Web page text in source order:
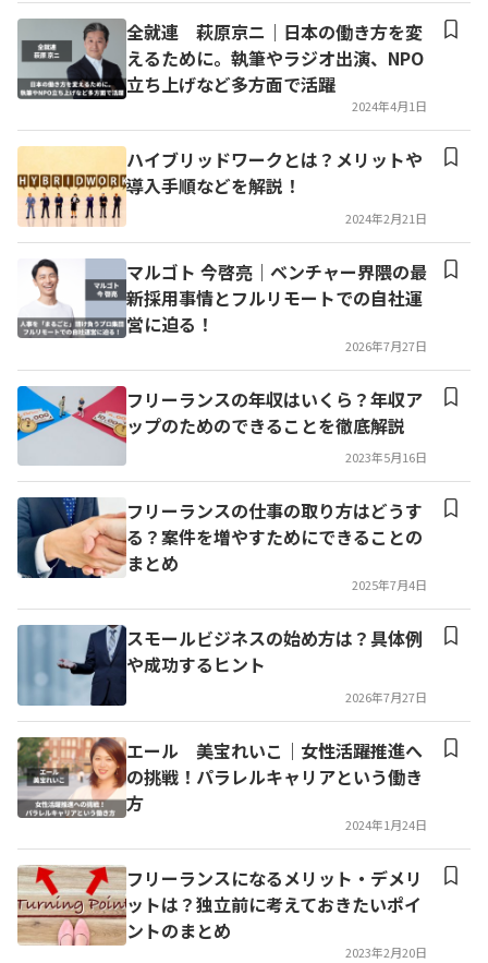
全就連 萩原京ニ｜日本の働き方を変
えるために。執筆やラジオ出演、NPO
立ち上げなど多方面で活躍
2024年4月1日
ハイブリッドワークとは？メリットや
導入手順などを解説！
2024年2月21日
マルゴト 今啓亮｜ベンチャー界隈の最
新採用事情とフルリモートでの自社運
営に迫る！
2026年7月27日
フリーランスの年収はいくら？年収ア
ップのためのできることを徹底解説
2023年5月16日
フリーランスの仕事の取り方はどうす
る？案件を増やすためにできることの
まとめ
2025年7月4日
スモールビジネスの始め方は？具体例
や成功するヒント
2026年7月27日
エール 美宝れいこ｜女性活躍推進へ
の挑戦！パラレルキャリアという働き
方
2024年1月24日
フリーランスになるメリット・デメリ
ットは？独立前に考えておきたいポイ
ントのまとめ
2023年2月20日